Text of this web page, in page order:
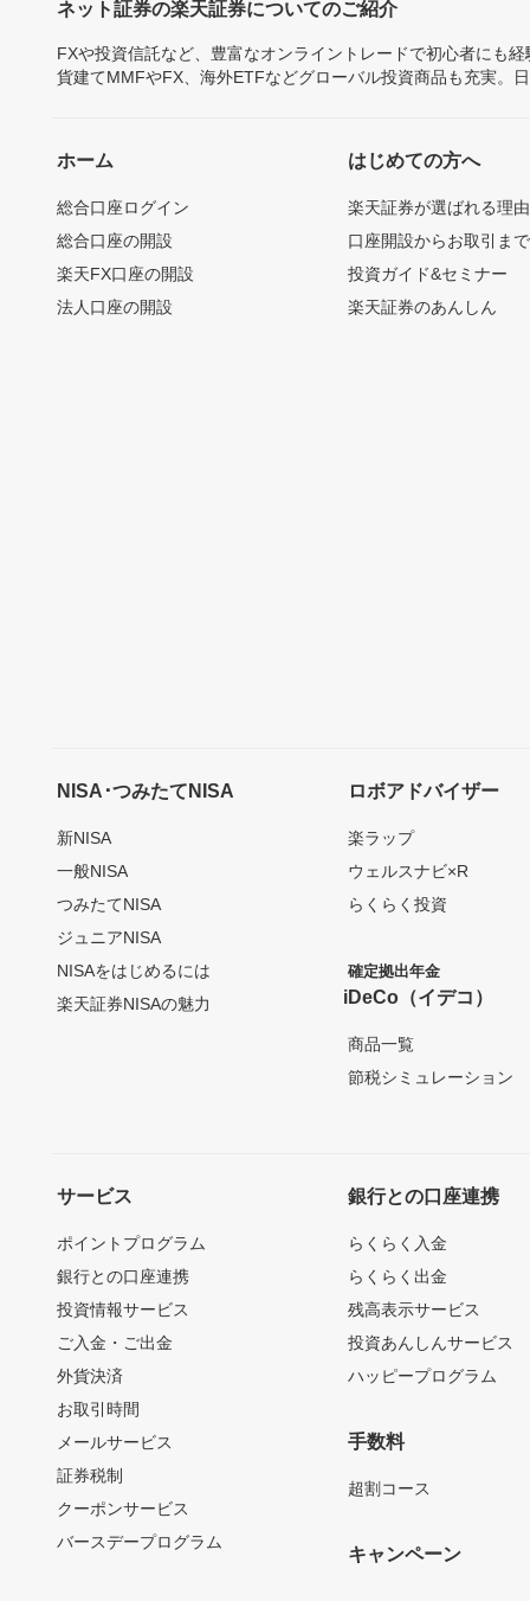
ネット証券の楽天証券についてのご紹介
FXや投資信託など、豊富なオンライントレードで初心者にも
貨建てMMFやFX、海外ETFなどグローバル投資商品も充実。
ホーム
総合口座ログイン
総合口座の開設
楽天FX口座の開設
法人口座の開設
はじめての方へ
楽天証券が選ばれる理由
口座開設からお取引ま
投資ガイド&セミナー
楽天証券のあんしん
NISA･つみたてNISA
新NISA
一般NISA
つみたてNISA
ジュニアNISA
NISAをはじめるには
楽天証券NISAの魅力
ロボアドバイザー
楽ラップ
ウェルスナビ×R
らくらく投資
確定拠出年金
iDeCo（イデコ）
商品一覧
節税シミュレーション
サービス
ポイントプログラム
銀行との口座連携
投資情報サービス
ご入金・ご出金
外貨決済
お取引時間
メールサービス
証券税制
クーポンサービス
バースデープログラム
銀行との口座連携
らくらく入金
らくらく出金
残高表示サービス
投資あんしんサービス
ハッピープログラム
手数料
超割コース
キャンペーン